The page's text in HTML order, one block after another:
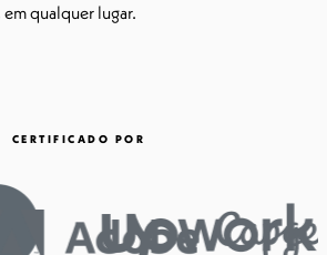
em qualquer lugar.
CERTIFICADO POR